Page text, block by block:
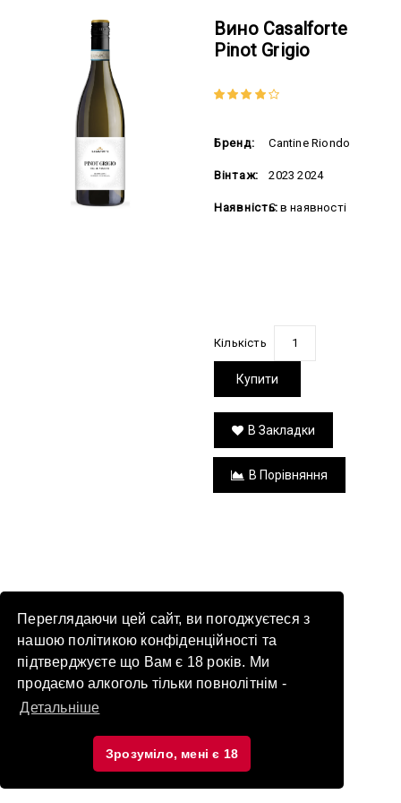
Переглядаючи цей сайт, ви погоджуєтеся з
нашою політикою конфіденційності та
підтверджуєте що Вам є 18 років. Ми
продаємо алкоголь тільки повнолітнім -
Детальніше
Зрозуміло, мені є 18
Вино Casalforte
Pinot Grigio
Бренд: Cantine Riondo
Вінтаж: 2023 2024
Наявність:Є в наявності
Кількість
Купити
В Закладки
В Порівняння